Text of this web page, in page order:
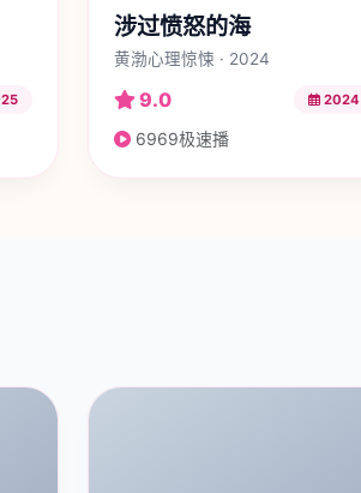
涉过愤怒的海
黄渤心理惊悚 · 2024
9.0 2024
6969极速播